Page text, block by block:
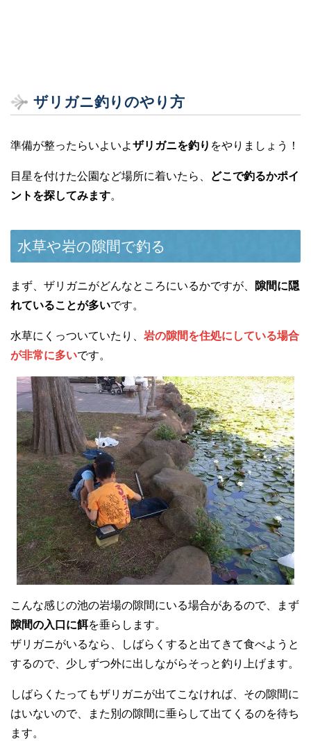
ザリガニ釣りのやり方
準備が整ったらいよいよザリガニを釣り をやりましょう！
目星を付けた公園など場所に着いたら、
どこで釣るかポイ
ントを探してみます。
水草や岩の隙間で釣る
まず、ザリガニがどんなところにいるかですが、
隙間に隠
れていることが多いです。
水草にくっついていたり、 岩の隙間を住処にしている場合
が非常に多いです。
こんな感じの池の岩場の隙間にいる場合があるので、まず
隙間の入口に餌を垂らします。
ザリガニがいるなら、しばらくすると出てきて食べようと
するので、少しずつ外に出しながらそっと釣り上げます。
しばらくたってもザリガニが出てこなければ、その隙間に
はいないので、また別の隙間に垂らして出てくるのを待ち
ます。